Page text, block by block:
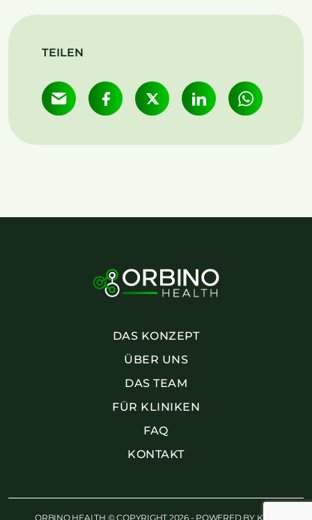
TEILEN
DAS KONZEPT
ÜBER UNS
DAS TEAM
FÜR KLINIKEN
FAQ
KONTAKT
ORBINO HEALTH © COPYRIGHT 2026 - POWERED BY KWE